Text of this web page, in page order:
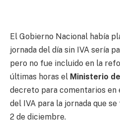
El Gobierno Nacional había
jornada del día sin IVA sería
pero no fue incluido en la
últimas horas el Ministerio
decreto para comentarios en
del IVA para la jornada que
2 de diciembre.